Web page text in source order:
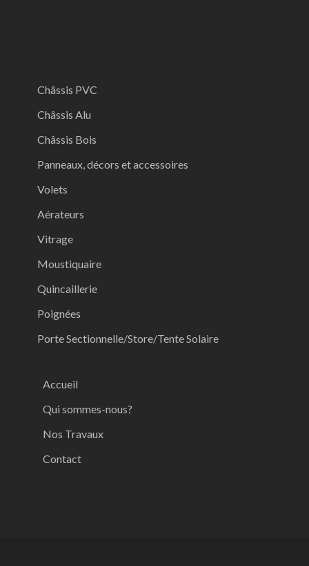
Châssis PVC
Châssis Alu
Châssis Bois
Panneaux, décors et accessoires
Volets
Aérateurs
Vitrage
Moustiquaire
Quincaillerie
Poignées
Porte Sectionnelle/Store/Tente Solaire
Accueil
Qui sommes-nous?
Nos Travaux
Contact